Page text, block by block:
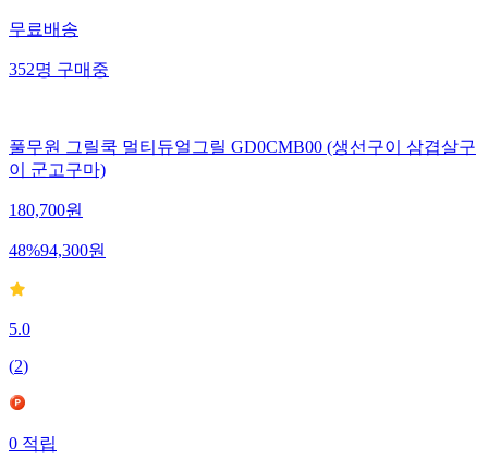
무료배송
352명 구매중
풀무원 그릴쿡 멀티듀얼그릴 GD0CMB00 (생선구이 삼겹살구
이 군고구마)
180,700원
48%94,300원
5.0
(2)
0적립